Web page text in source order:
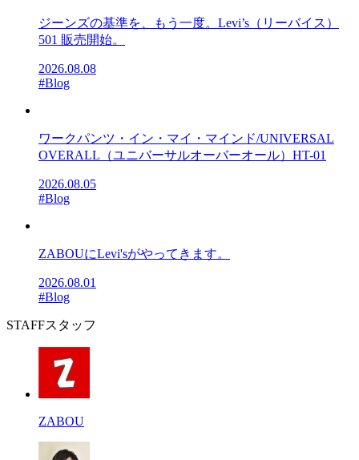
ジーンズの基準を、もう一度。Levi’s（リーバイス）
501 販売開始。
2026.08.08
#Blog
ワークパンツ・イン・マイ・マインド/UNIVERSAL
OVERALL（ユニバーサルオーバーオール）HT-01
2026.08.05
#Blog
ZABOUにLevi'sがやってきます。
2026.08.01
#Blog
STAFFスタッフ
ZABOU